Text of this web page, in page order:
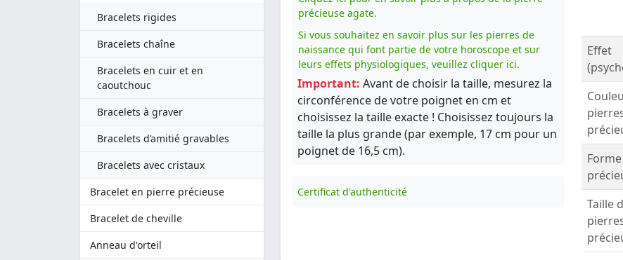
Bracelets rigides
Bracelets chaîne
Bracelets en cuir et en
caoutchouc
Bracelets à graver
Bracelets d’amitié gravables
Bracelets avec cristaux
Bracelet en pierre précieuse
Bracelet de cheville
Anneau d'orteil
précieuse agate.
Si vous souhaitez en savoir plus sur les pierres de
naissance qui font partie de votre horoscope et sur
leurs effets physiologiques, veuillez cliquer ici.
Important: Avant de choisir la taille, mesurez la
circonférence de votre poignet en cm et
choisissez la taille exacte ! Choisissez toujours la
taille la plus grande (par exemple, 17 cm pour un
poignet de 16,5 cm).
Certificat d'authenticité
Effet
Taille